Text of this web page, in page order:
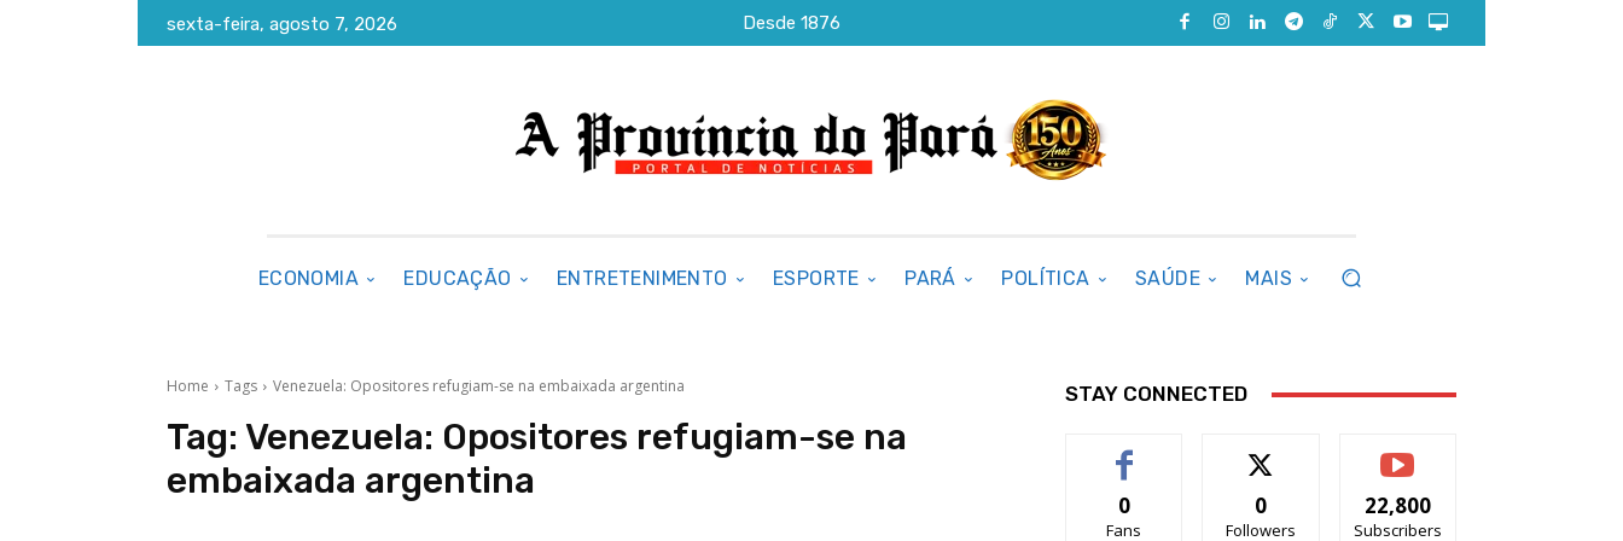
sexta-feira, agosto 7, 2026 Desde 1876
ECONOMIA EDUCAÇÃO ENTRETENIMENTO ESPORTE PARÁ POLÍTICA SAÚDE MAIS
Home Tags Venezuela: Opositores refugiam-se na embaixada argentina
Tag: Venezuela: Opositores refugiam-se na
embaixada argentina
STAY CONNECTED
0
Fans
0
Followers
22,800
Subscribers